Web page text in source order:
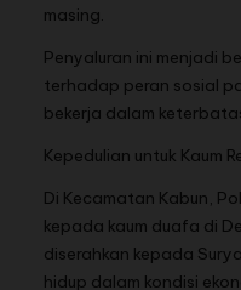
masing.
Penyaluran ini menjadi
terhadap peran sosial
bekerja dalam
Kepedulian untuk Kaum
Di Kecamatan Kabun,
kepada kaum duafa di
diserahkan kepada
hidup dalam kondisi